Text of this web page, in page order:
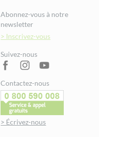
Abonnez-vous à notre
newsletter
> Inscrivez-vous
Suivez-nous
Contactez-nous
> Écrivez-nous